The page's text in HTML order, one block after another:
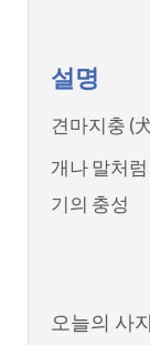
설명
견마지충 (
개나 말처
기의 충성
오늘의 사